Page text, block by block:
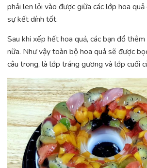
phải len lỏi vào được giữa các lớp hoa
sự kết dính tốt.
Sau khi xếp hết hoa quả, các bạn đổ
nữa. Như vậy toàn bộ hoa quả sẽ được
câu trong, là lớp tráng gương và lớp cuối